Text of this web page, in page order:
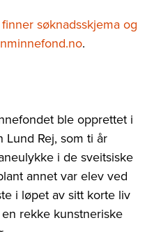
søknadsskjema og
.
ble opprettet i
Lund Rej, som ti år
i de sveitsiske
annet var elev ved
i løpet av sitt korte liv
rekke kunstneriske